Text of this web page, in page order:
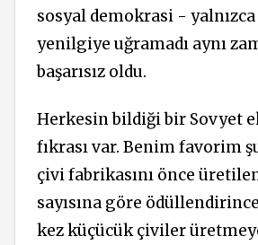
sosyal demokrasi - yalnızca
yenilgiye uğramadı aynı
başarısız oldu.
Herkesin bildiği bir Sovyet
fıkrası var. Benim favorim
çivi fabrikasını önce
sayısına göre
kez küçücük çiviler